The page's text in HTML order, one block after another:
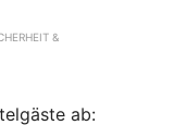
&
ab: